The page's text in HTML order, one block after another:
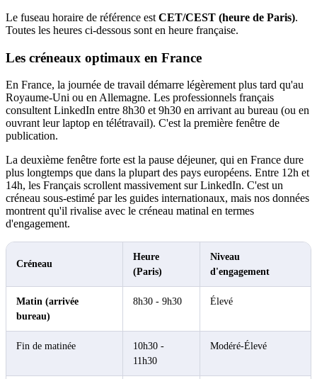
Le fuseau horaire de référence est CET/CEST (heure de Paris).
Toutes les heures ci-dessous sont en heure française.
Les créneaux optimaux en France
En France, la journée de travail démarre légèrement plus tard qu'au
Royaume-Uni ou en Allemagne. Les professionnels français
consultent LinkedIn entre 8h30 et 9h30 en arrivant au bureau (ou en
ouvrant leur laptop en télétravail). C'est la première fenêtre de
publication.
La deuxième fenêtre forte est la pause déjeuner, qui en France dure
plus longtemps que dans la plupart des pays européens. Entre 12h et
14h, les Français scrollent massivement sur LinkedIn. C'est un
créneau sous-estimé par les guides internationaux, mais nos données
montrent qu'il rivalise avec le créneau matinal en termes
d'engagement.
Créneau
Heure
(Paris)
Niveau
d'engagement
Matin (arrivée
bureau)
8h30 - 9h30 Élevé
Fin de matinée
10h30 -
11h30
Modéré-Élevé